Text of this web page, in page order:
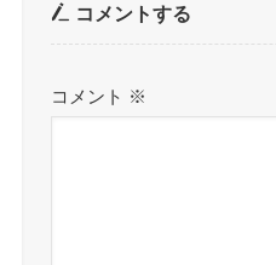
コメントする
コメント ※